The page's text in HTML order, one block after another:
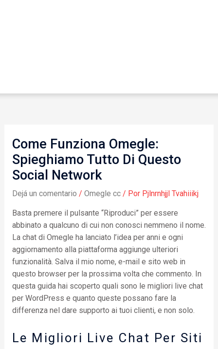
Come Funziona Omegle:
Spieghiamo Tutto Di Questo
Social Network
Dejá un comentario / Omegle cc/ Por Pjlnrnhjjl Tvahiiikj
Basta premere il pulsante “Riproduci” per essere
abbinato a qualcuno di cui non conosci nemmeno il nome.
La chat di Omegle ha lanciato l’idea per anni e ogni
aggiornamento alla piattaforma aggiunge ulteriori
funzionalità. Salva il mio nome, e-mail e sito web in
questo browser per la prossima volta che commento. In
questa guida hai scoperto quali sono le migliori live chat
per WordPress e quanto queste possano fare la
differenza nel dare supporto ai tuoi clienti, e non solo.
Le Migliori Live Chat Per Siti